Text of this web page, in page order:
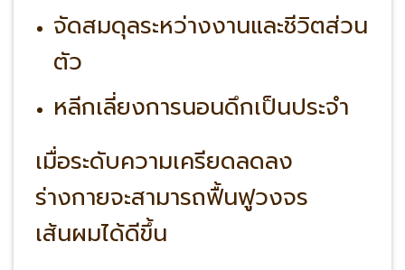
จัดสมดุลระหว่างงานและชีวิตส่วน
ตัว
หลีกเลี่ยงการนอนดึกเป็นประจำ
เมื่อระดับความเครียดลดลง
ร่างกายจะสามารถฟื้นฟูวงจร
เส้นผมได้ดีขึ้น